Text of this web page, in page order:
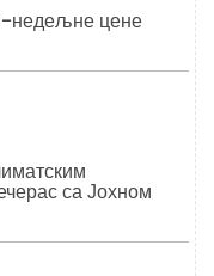
недељне цене
са Јохном